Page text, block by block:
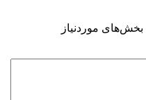
بخش‌های موردنیاز